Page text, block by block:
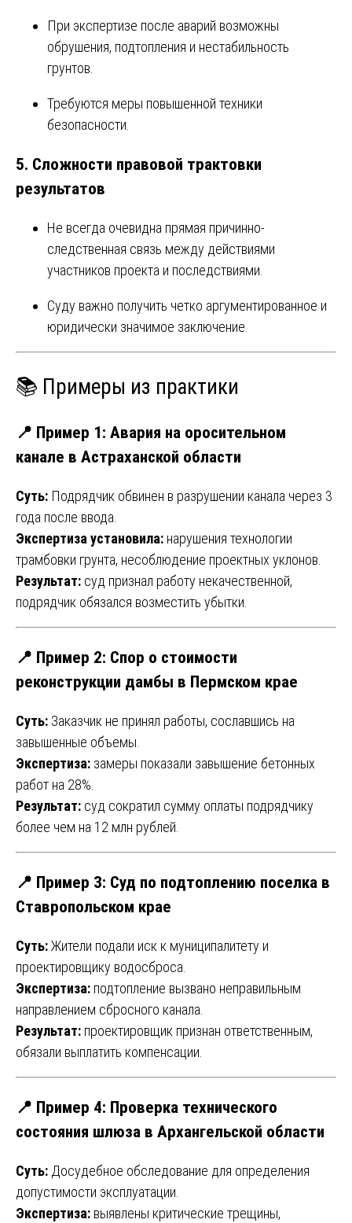
При экспертизе после аварий возможны
обрушения, подтопления и нестабильность
грунтов.
Требуются меры повышенной техники
безопасности.
5. Сложности правовой трактовки
результатов
Не всегда очевидна прямая причинно-
следственная связь между действиями
участников проекта и последствиями.
Суду важно получить четко аргументированное и
юридически значимое заключение.
📚 Примеры из практики
📍 Пример 1: Авария на оросительном
канале в Астраханской области
Суть: Подрядчик обвинен в разрушении канала через 3
года после ввода.
Экспертиза установила: нарушения технологии
трамбовки грунта, несоблюдение проектных уклонов.
Результат: суд признал работу некачественной,
подрядчик обязался возместить убытки.
📍 Пример 2: Спор о стоимости
реконструкции дамбы в Пермском крае
Суть: Заказчик не принял работы, сославшись на
завышенные объемы.
Экспертиза: замеры показали завышение бетонных
работ на 28%.
Результат: суд сократил сумму оплаты подрядчику
более чем на 12 млн рублей.
📍 Пример 3: Суд по подтоплению поселка в
Ставропольском крае
Суть:Жители подали иск к муниципалитету и
проектировщику водосброса.
Экспертиза: подтопление вызвано неправильным
направлением сбросного канала.
Результат: проектировщик признан ответственным,
обязали выплатить компенсации.
📍 Пример 4: Проверка технического
состояния шлюза в Архангельской области
Суть: Досудебное обследование для определения
допустимости эксплуатации.
Экспертиза: выявлены критические трещины,